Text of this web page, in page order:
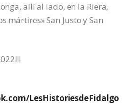
allí al lado, en la Riera,
mártires» San Justo y San
LesHistoriesdeFidalgo